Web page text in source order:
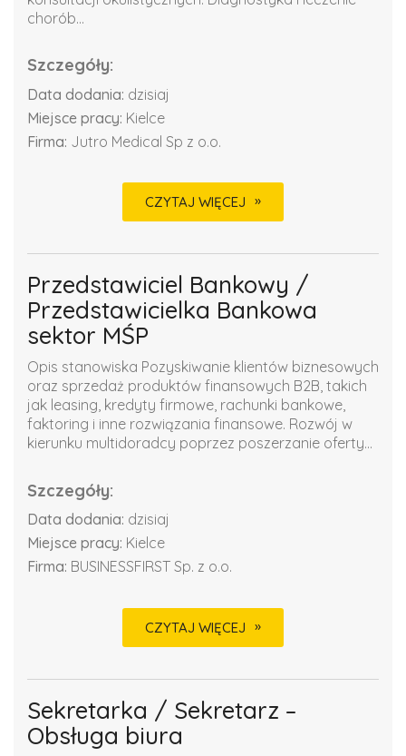
chorób...
Szczegóły:
Data dodania: dzisiaj
Miejsce pracy: Kielce
Firma: Jutro Medical Sp z o.o.
CZYTAJ WIĘCEJ
Przedstawiciel Bankowy /
Przedstawicielka Bankowa
sektor MŚP
Opis stanowiska Pozyskiwanie klientów biznesowych
oraz sprzedaż produktów finansowych B2B, takich
jak leasing, kredyty firmowe, rachunki bankowe,
faktoring i inne rozwiązania finansowe. Rozwój w
kierunku multidoradcy poprzez poszerzanie oferty...
Szczegóły:
Data dodania: dzisiaj
Miejsce pracy: Kielce
Firma: BUSINESSFIRST Sp. z o.o.
CZYTAJ WIĘCEJ
Sekretarka / Sekretarz –
Obsługa biura